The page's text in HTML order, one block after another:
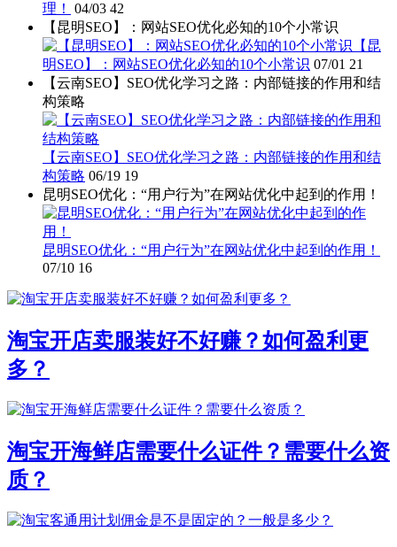
理！
04/03 42
【昆明SEO】：网站SEO优化必知的10个小常识
【昆
明SEO】：网站SEO优化必知的10个小常识 07/01 21
【云南SEO】SEO优化学习之路：内部链接的作用和结
构策略
【云南SEO】SEO优化学习之路：内部链接的作用和结
构策略 06/19 19
昆明SEO优化：“用户行为”在网站优化中起到的作用！
昆明SEO优化：“用户行为”在网站优化中起到的作用！
07/10 16
淘宝开店卖服装好不好赚？如何盈利更
多？
淘宝开海鲜店需要什么证件？需要什么资
质？